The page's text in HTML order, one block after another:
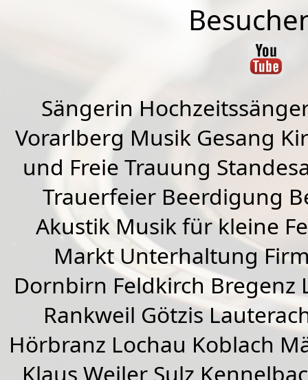
Sängerin
Vorarlberg Musik Gesang
und Freie Trauung
Trauerfeier Beerdigung
Akustik Musik für kleine
Markt Unterhaltung
Dornbirn Feldkirch Bregenz
Rankweil Götzis
Hörbranz Lochau Koblach
Klaus Weiler Sulz